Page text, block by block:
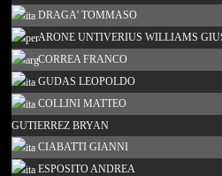
DRAGA’ TOMMASO
ARONE UNTIVERIUS WILLIAMS
CORREA FRANCO
GUDAS LEOPOLDO
COLLINI MATTEO
GUTIERREZ BRYAN
CIABATTI GIANNI
ESPOSITO ANDREA